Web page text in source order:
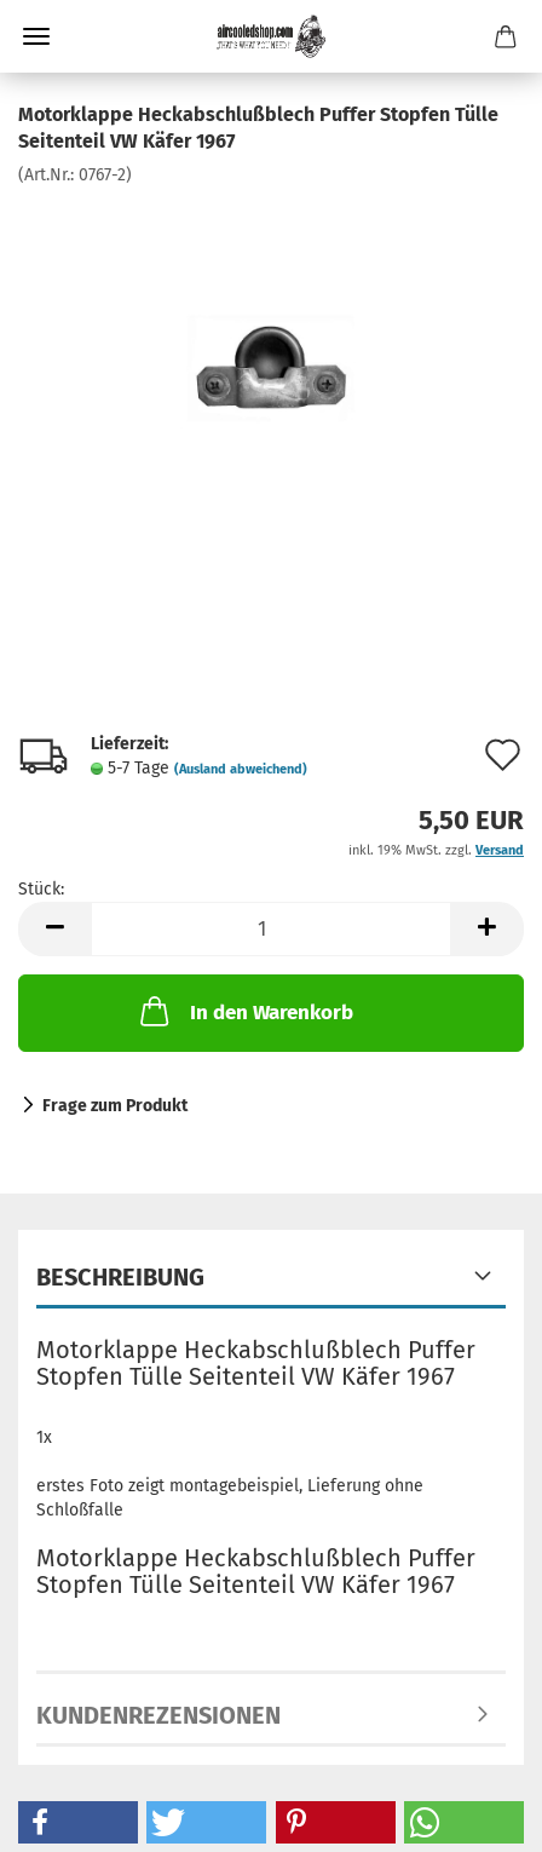
Motorklappe Heckabschlußblech Puffer Stopfen Tülle
Seitenteil VW Käfer 1967
(Art.Nr.: 0767-2)
Lieferzeit:
5-7 Tage (Ausland abweichend)
5,50 EUR
inkl. 19% MwSt. zzgl. Versand
Stück:
In den Warenkorb
Frage zum Produkt
BESCHREIBUNG
Motorklappe Heckabschlußblech Puffer
Stopfen Tülle Seitenteil VW Käfer 1967
1x
erstes Foto zeigt montagebeispiel, Lieferung ohne
Schloßfalle
Motorklappe Heckabschlußblech Puffer
Stopfen Tülle Seitenteil VW Käfer 1967
KUNDENREZENSIONEN